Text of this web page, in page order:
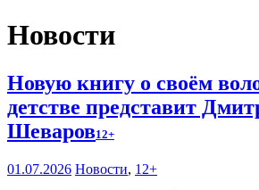
Новости
Новую книгу о своём
детстве представит
Шеваров12+
01.07.2026 Новости, 12+